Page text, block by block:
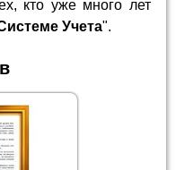
кто уже много лет
Учета".